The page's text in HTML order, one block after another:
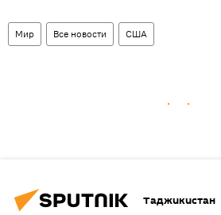
Мир Все новости США
Таджикистан